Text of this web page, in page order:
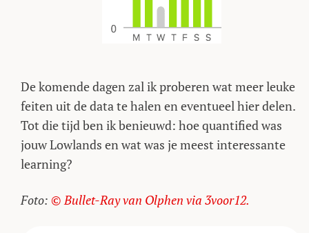
De komende dagen zal ik proberen wat meer leuke
feiten uit de data te halen en eventueel hier delen.
Tot die tijd ben ik benieuwd: hoe quantified was
jouw Lowlands en wat was je meest interessante
learning?
Foto: © Bullet-Ray van Olphen via 3voor12.